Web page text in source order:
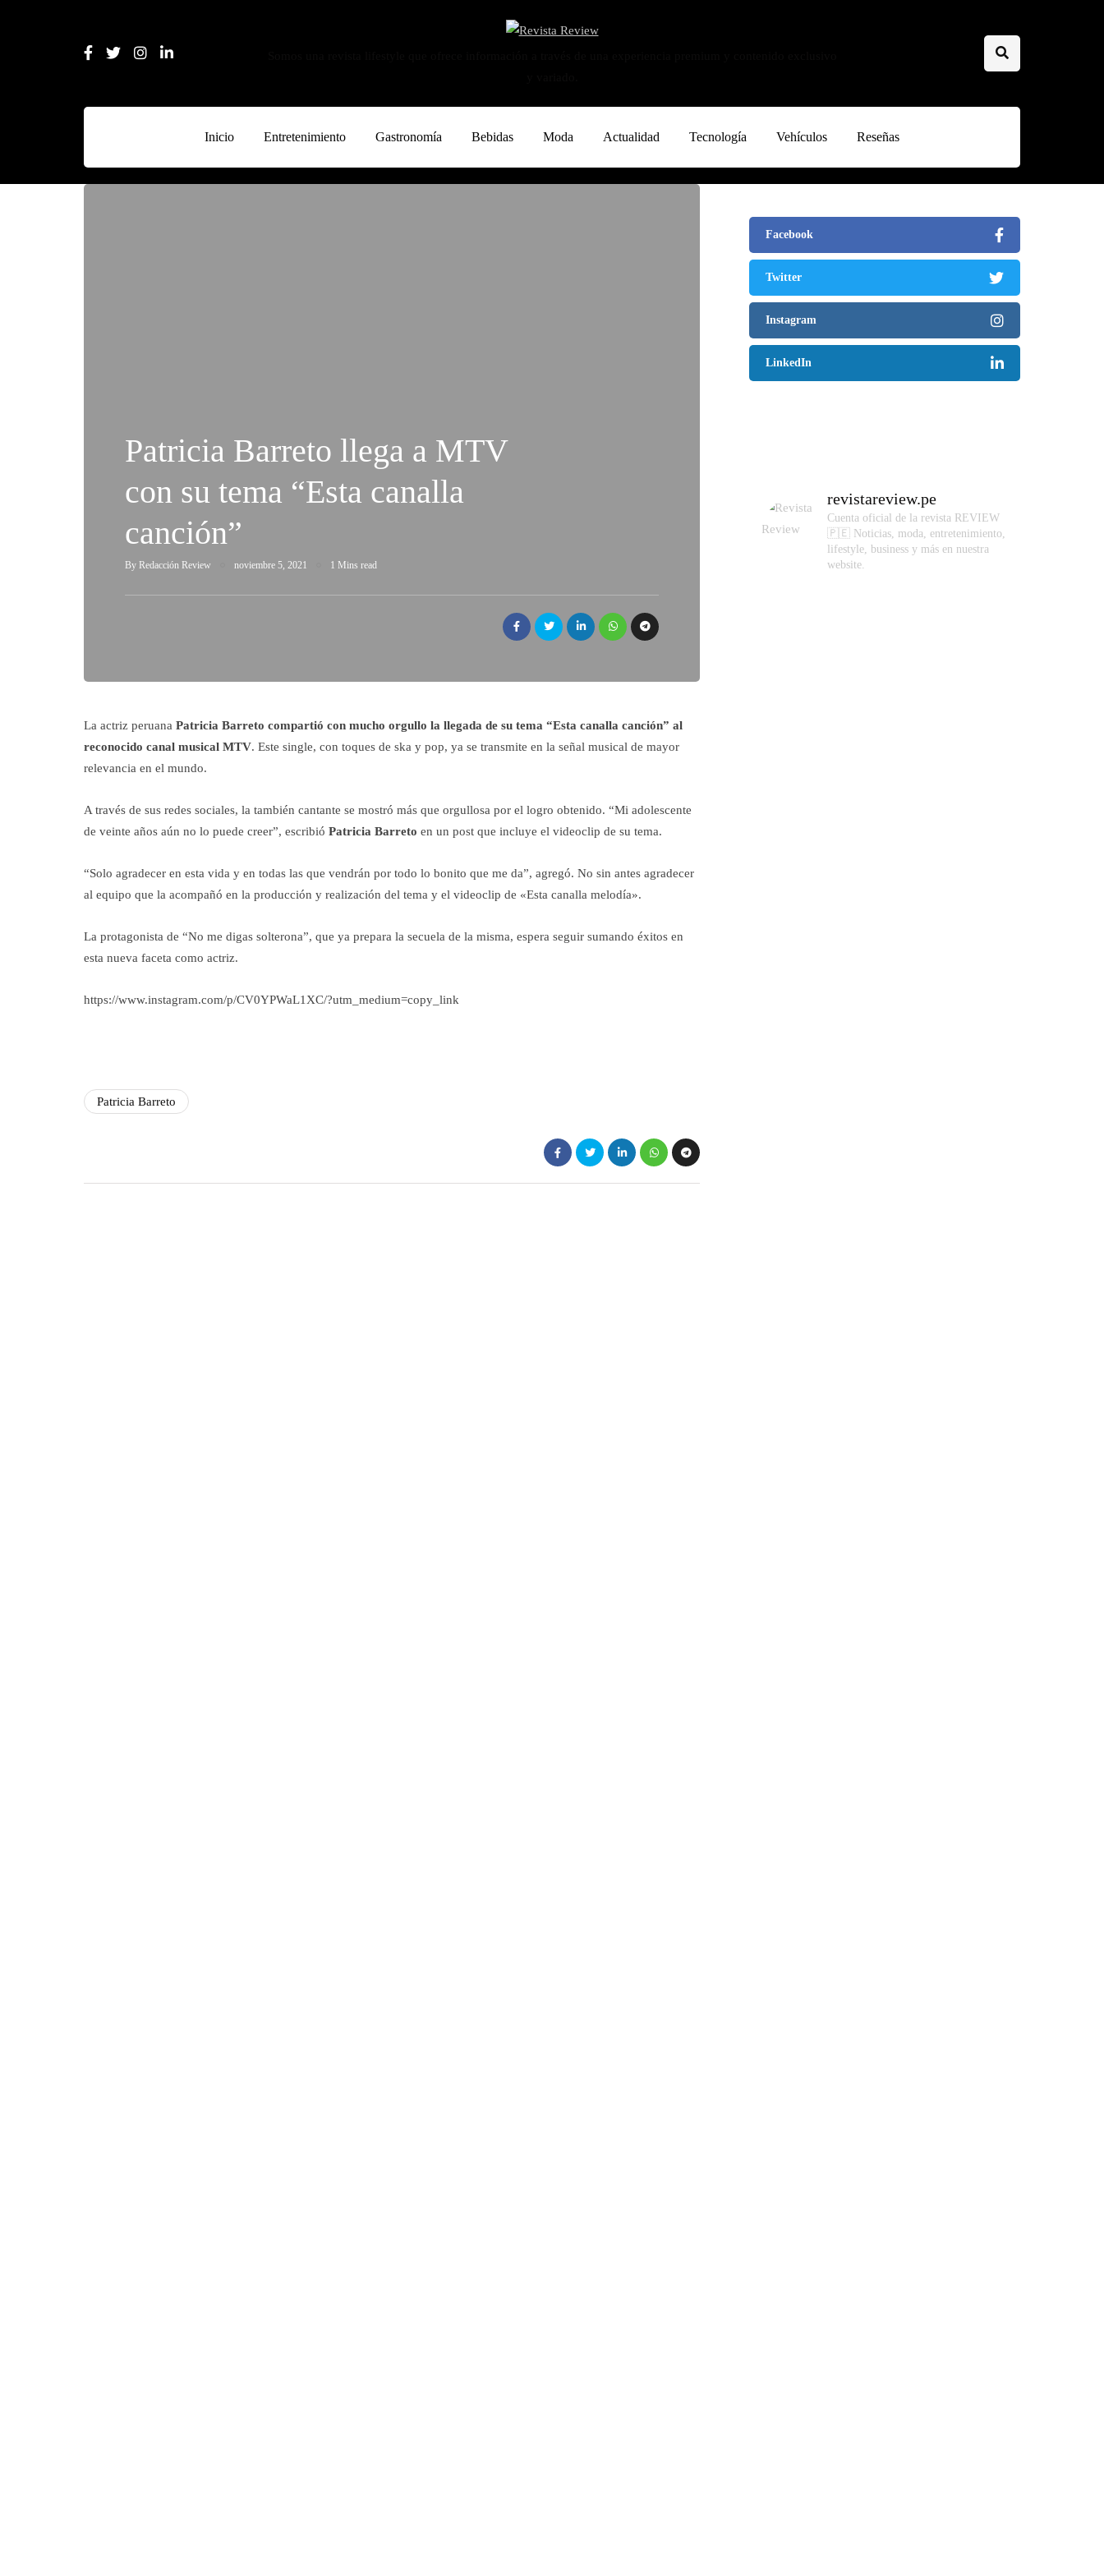
Inicio Entretenimiento Gastronomía Bebidas Moda Actualidad Tecnología Vehículos Reseñas
Patricia Barreto llega a MTV
con su tema “Esta canalla
canción”
By Redacción Review noviembre 5, 2021 1 Mins read
La actriz peruana Patricia Barreto compartió con mucho orgullo la llegada de su tema “Esta canalla canción” al
reconocido canal musical MTV. Este single, con toques de ska y pop, ya se transmite en la señal musical de mayor
relevancia en el mundo.
A través de sus redes sociales, la también cantante se mostró más que orgullosa por el logro obtenido. “Mi adolescente
de veinte años aún no lo puede creer”, escribió Patricia Barreto en un post que incluye el videoclip de su tema.
“Solo agradecer en esta vida y en todas las que vendrán por todo lo bonito que me da”, agregó. No sin antes agradecer
al equipo que la acompañó en la producción y realización del tema y el videoclip de «Esta canalla melodía».
La protagonista de “No me digas solterona”, que ya prepara la secuela de la misma, espera seguir sumando éxitos en
esta nueva faceta como actriz.
https://www.instagram.com/p/CV0YPWaL1XC/?utm_medium=copy_link
Patricia Barreto
Facebook
Twitter
Instagram
LinkedIn
revistareview.pe
Cuenta oficial de la revista REVIEW
🇵🇪 Noticias, moda, entretenimiento,
lifestyle, business y más en nuestra
website.